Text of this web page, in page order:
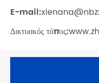
E-mail:
Δικτυακός τόπος: